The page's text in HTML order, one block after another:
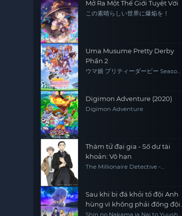
Mở Ra Một Thế Giới Tuyệt Vời
この素晴らしい世界に爆焔を！
Uma Musume Pretty Derby
Phần 2
ウマ娘 プリティーダービー Season
Digimon Adventure (2020)
Digimon Adventure
Thám tử đại gia - Số dư tài
khoản: Vô hạn
The Millionaire Detective -
Sau khi bị đá khỏi tổ đội Anh
hùng vì không phải đồng đội
thực sự của họ, tôi quyết định